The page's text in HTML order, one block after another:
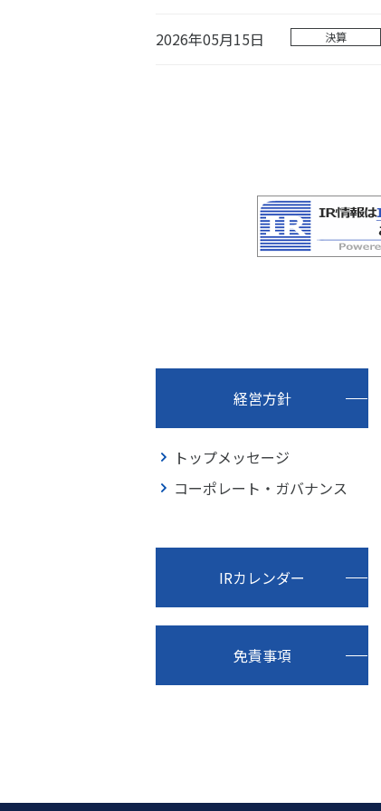
2026年05月15日 決算
経営方針
トップメッセージ
コーポレート・ガバナンス
IRカレンダー
免責事項